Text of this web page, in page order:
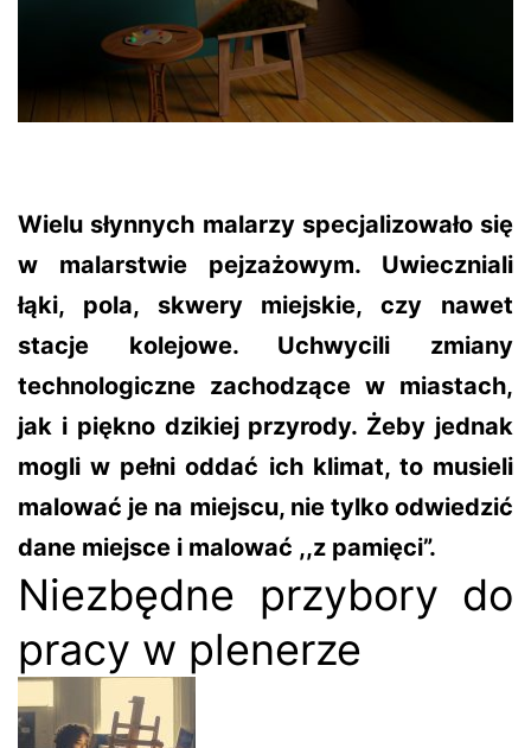
Wielu słynnych malarzy specjalizowało się
w malarstwie pejzażowym. Uwieczniali
łąki, pola, skwery miejskie, czy nawet
stacje kolejowe. Uchwycili zmiany
technologiczne zachodzące w miastach,
jak i piękno dzikiej przyrody. Żeby jednak
mogli w pełni oddać ich klimat, to musieli
malować je na miejscu, nie tylko odwiedzić
dane miejsce i malować ,,z pamięci”.
Niezbędne przybory do
pracy w plenerze